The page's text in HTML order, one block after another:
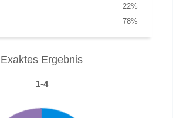
%
22
%
78
Exaktes Ergebnis
1-4